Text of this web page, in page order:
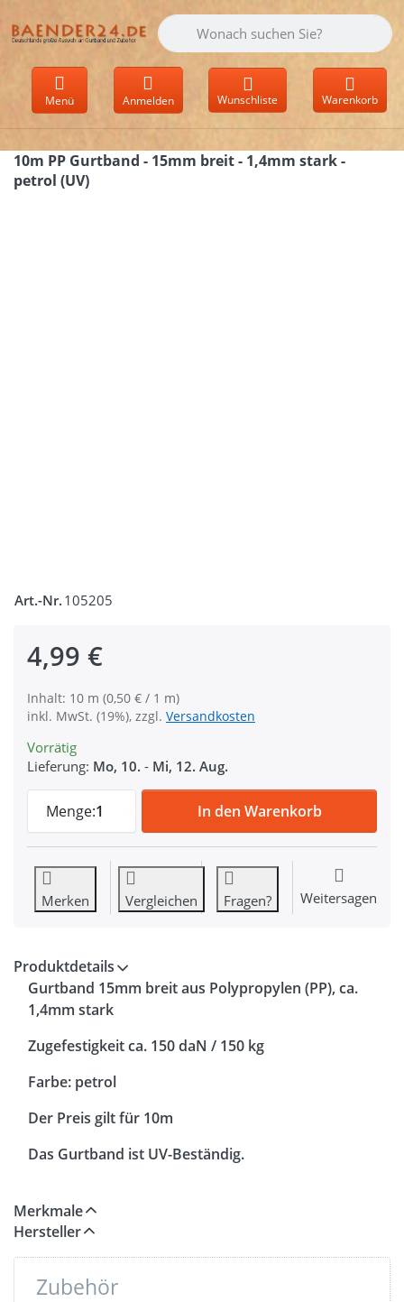
Geben Sie einen Suchbegriff ein.
Menü Anmelden Wunschliste Warenkorb
10m PP Gurtband - 15mm breit - 1,4mm stark -
petrol (UV)
Art.-Nr. 105205
4,99 €
Inhalt: 10 m (0,50 € / 1 m)
inkl. MwSt. (19%), zzgl. Versandkosten
Vorrätig
Lieferung: Mo, 10. - Mi, 12. Aug.
Menge:1
10m PP Gurtband - 15mm breit - 1,4mm
In den Warenkorb
Merken Vergleichen Fragen? Weitersagen
Produktdetails
Gurtband 15mm breit aus Polypropylen (PP), ca.
1,4mm stark
Zugefestigkeit ca. 150 daN / 150 kg
Farbe: petrol
Der Preis gilt für 10m
Das Gurtband ist UV-Beständig.
Merkmale
Hersteller
Zubehör